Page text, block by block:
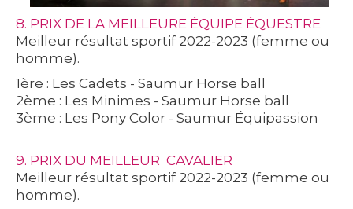
8. PRIX DE LA MEILLEURE ÉQUIPE ÉQUESTRE
Meilleur résultat sportif 2022-2023 (femme ou
homme).
1ère : Les Cadets - Saumur Horse ball
2ème : Les Minimes - Saumur Horse ball
3ème : Les Pony Color - Saumur Équipassion
9. PRIX DU MEILLEUR CAVALIER
Meilleur résultat sportif 2022-2023 (femme ou
homme).